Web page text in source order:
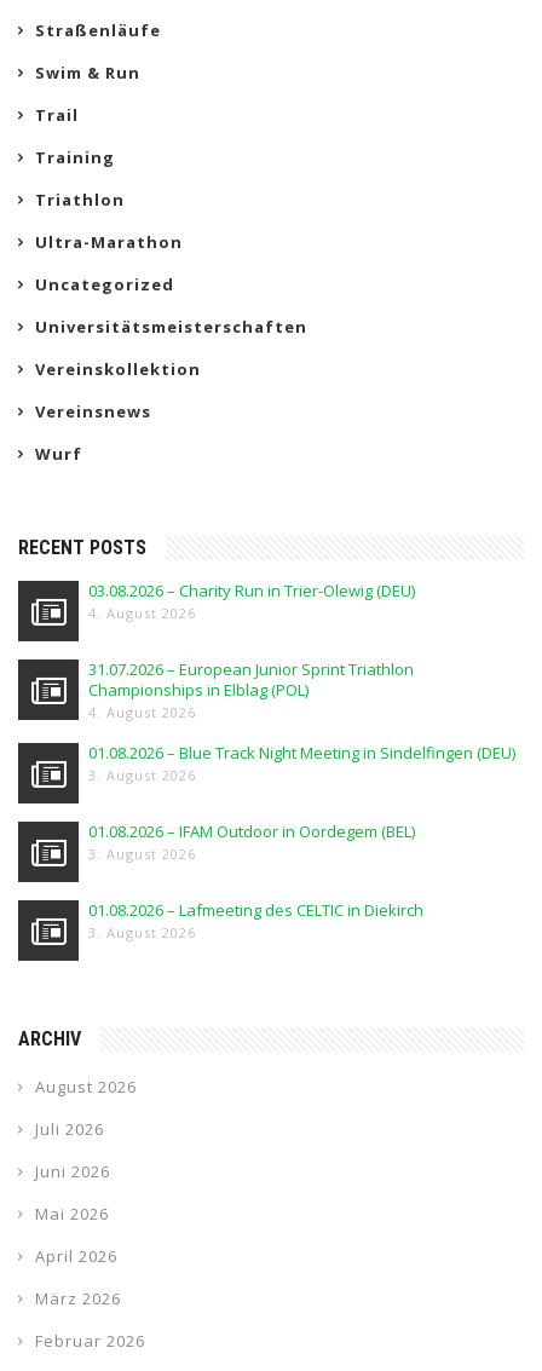
Straßenläufe
Swim & Run
Trail
Training
Triathlon
Ultra-Marathon
Uncategorized
Universitätsmeisterschaften
Vereinskollektion
Vereinsnews
Wurf
RECENT POSTS
03.08.2026 – Charity Run in Trier-Olewig (DEU)
4. August 2026
31.07.2026 – European Junior Sprint Triathlon
Championships in Elblag (POL)
4. August 2026
01.08.2026 – Blue Track Night Meeting in Sindelfingen (DEU)
3. August 2026
01.08.2026 – IFAM Outdoor in Oordegem (BEL)
3. August 2026
01.08.2026 – Lafmeeting des CELTIC in Diekirch
3. August 2026
ARCHIV
August 2026
Juli 2026
Juni 2026
Mai 2026
April 2026
März 2026
Februar 2026